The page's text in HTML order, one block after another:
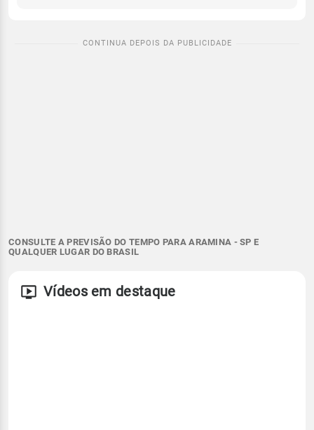
CONSULTE A PREVISÃO DO TEMPO PARA ARAMINA - SP E
QUALQUER LUGAR DO BRASIL
Vídeos em destaque